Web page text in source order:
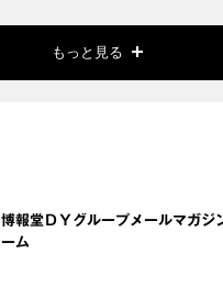
もっと見る
博報堂ＤＹグループメールマガジ
ーム